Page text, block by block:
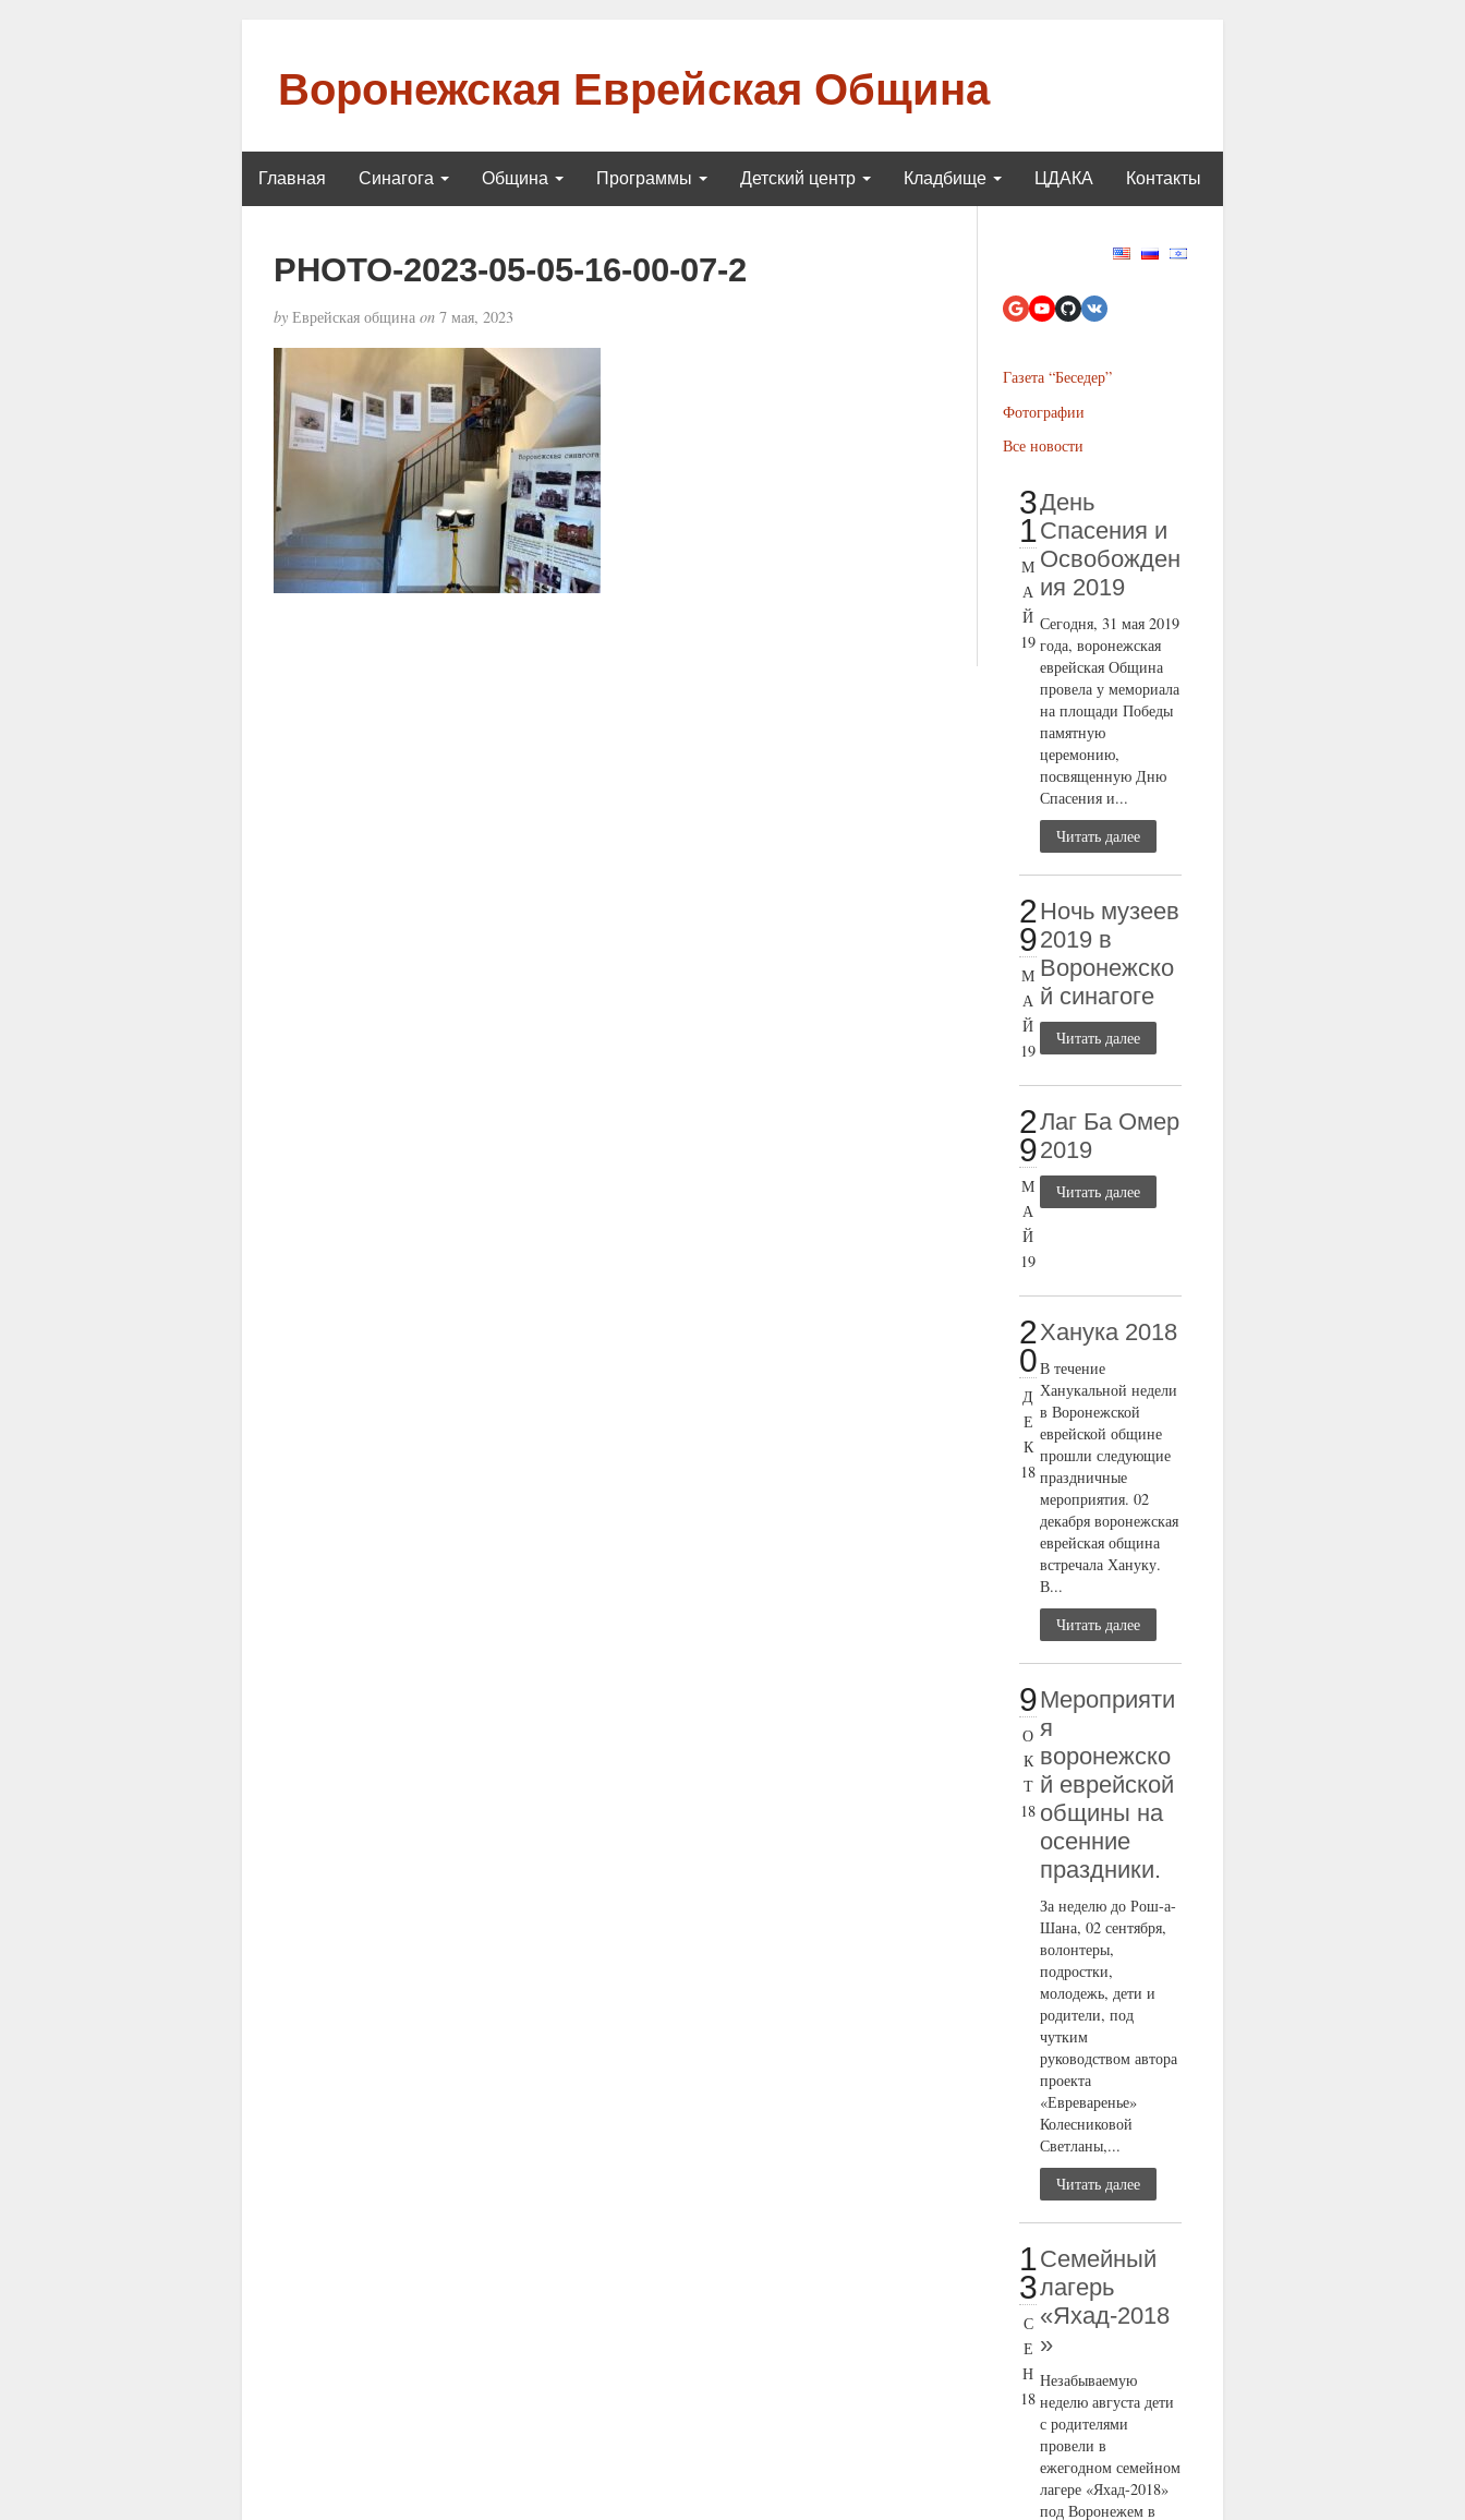
Воронежская Еврейская Община
Главная Синагога Община Программы Детский центр Кладбище ЦДАКА Контакты
PHOTO-2023-05-05-16-00-07-2
byЕврейская община on7 мая, 2023
Газета “Беседер”
Фотографии
Все новости
3
1
М
А
Й
19
День
Спасения и
Освобожден
ия 2019
Сегодня, 31 мая 2019
года, воронежская
еврейская Община
провела у мемориала
на площади Победы
памятную
церемонию,
посвященную Дню
Спасения и...
Читать далее
2
9
М
А
Й
19
Ночь музеев
2019 в
Воронежско
й синагоге
Читать далее
2
9
М
А
Й
19
Лаг Ба Омер
2019
Читать далее
2
0
Д
Е
К
18
Ханука 2018
В течение
Ханукальной недели
в Воронежской
еврейской общине
прошли следующие
праздничные
мероприятия. 02
декабря воронежская
еврейская община
встречала Хануку.
В...
Читать далее
9
О
К
Т
18
Мероприяти
я
воронежско
й еврейской
общины на
осенние
праздники.
За неделю до Рош-а-
Шана, 02 сентября,
волонтеры,
подростки,
молодежь, дети и
родители, под
чутким
руководством автора
проекта
«Евреваренье»
Колесниковой
Светланы,...
Читать далее
1
3
С
Е
Н
18
Семейный
лагерь
«Яхад-2018
»
Незабываемую
неделю августа дети
с родителями
провели в
ежегодном семейном
лагере «Яхад-2018»
под Воронежем в